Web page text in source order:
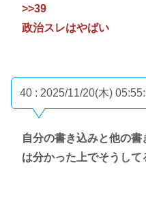
>>39
政治スレはやばい
40 : 2025/11/20(木)
自分の書き込みと他の
は分かった上でそうして